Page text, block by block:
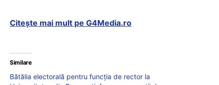
Citește mai mult pe G4Media.ro
Similare
Bătălia electorală pentru funcția de rector la